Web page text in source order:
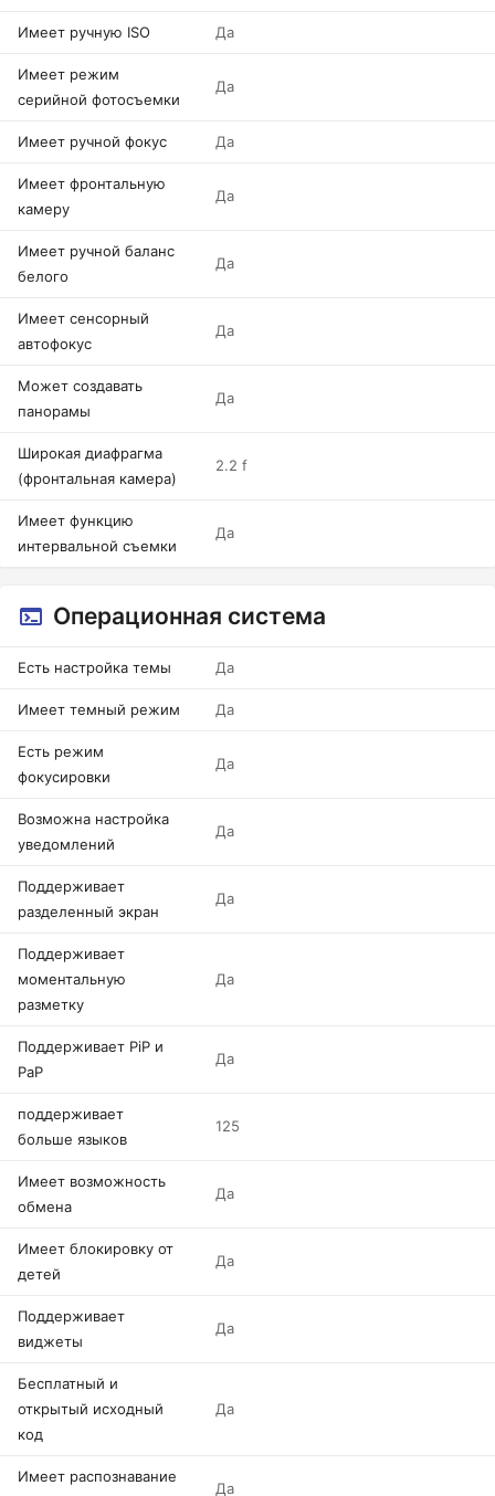
Имеет ручную ISO Да
Имеет режим
серийной фотосъемки
Да
Имеет ручной фокус Да
Имеет фронтальную
камеру
Да
Имеет ручной баланс
белого
Да
Имеет сенсорный
автофокус
Да
Может создавать
панорамы
Да
Широкая диафрагма
(фронтальная камера)
2.2 f
Имеет функцию
интервальной съемки
Да
Операционная система
Есть настройка темы Да
Имеет темный режим Да
Есть режим
фокусировки
Да
Возможна настройка
уведомлений
Да
Поддерживает
разделенный экран
Да
Поддерживает
моментальную
разметку
Да
Поддерживает PiP и
PaP
Да
поддерживает
больше языков
125
Имеет возможность
обмена
Да
Имеет блокировку от
детей
Да
Поддерживает
виджеты
Да
Бесплатный и
открытый исходный
код
Да
Имеет распознавание
Да